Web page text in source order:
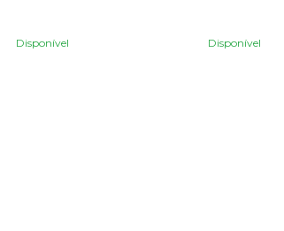
Disponível Disponível